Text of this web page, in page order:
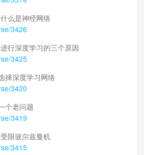
么是神经网络
3426
行深度学习的三个原因
3425
择深度学习网络
3420
个老问题
3419
限玻尔兹曼机
3415